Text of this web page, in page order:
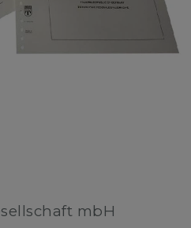
mbH